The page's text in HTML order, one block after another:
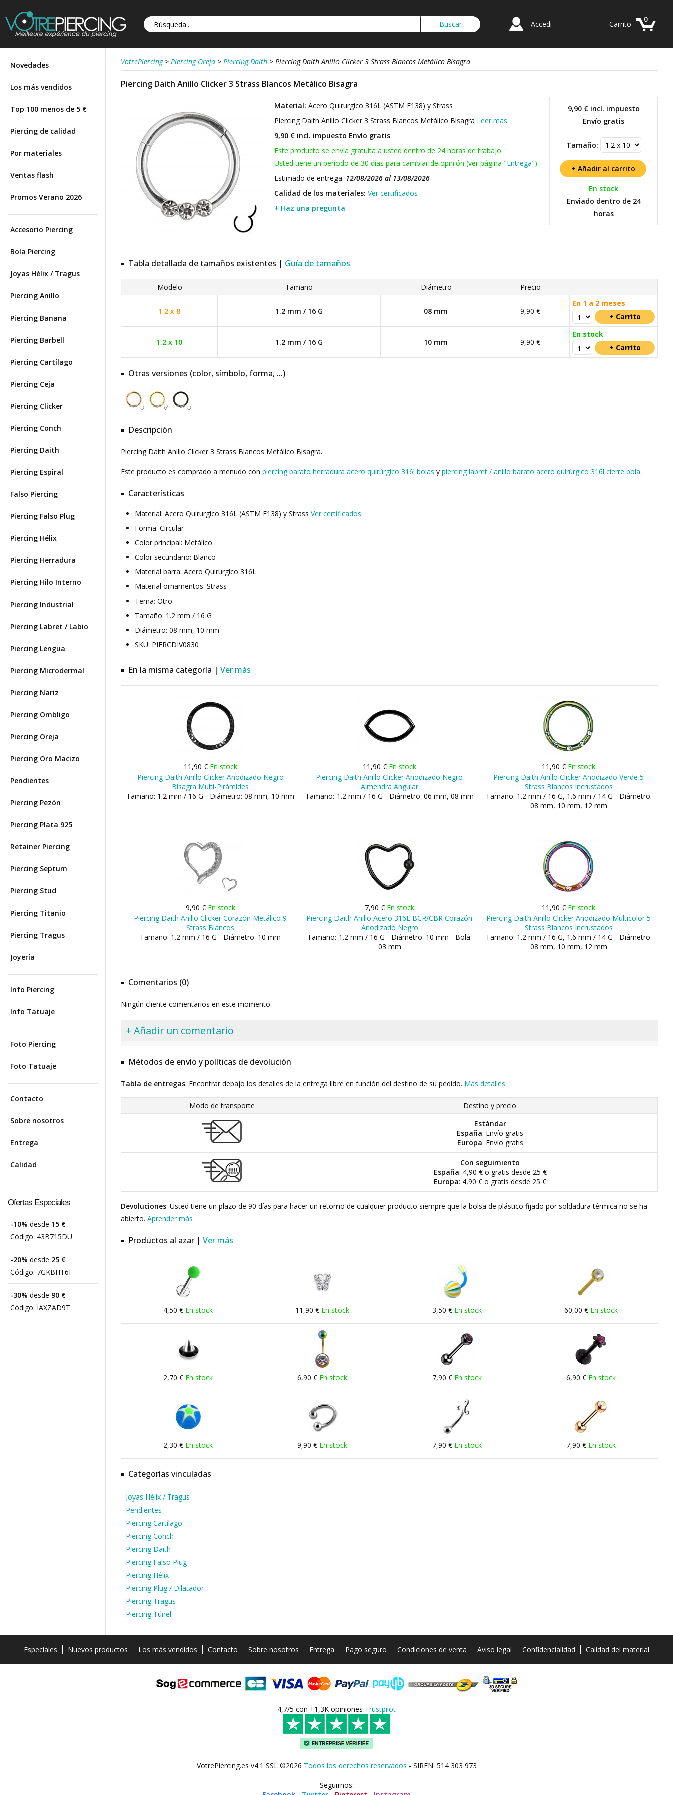
Accedi
0
Carrito
Novedades
Los más vendidos
Top 100 menos de 5 €
Piercing de calidad
Por materiales
Ventas flash
Promos Verano 2026
Accesorio Piercing
Bola Piercing
Joyas Hélix / Tragus
Piercing Anillo
Piercing Banana
Piercing Barbell
Piercing Cartílago
Piercing Ceja
Piercing Clicker
Piercing Conch
Piercing Daith
Piercing Espiral
Falso Piercing
Piercing Falso Plug
Piercing Hélix
Piercing Herradura
Piercing Hilo Interno
Piercing Industrial
Piercing Labret / Labio
Piercing Lengua
Piercing Microdermal
Piercing Nariz
Piercing Ombligo
Piercing Oreja
Piercing Oro Macizo
Pendientes
Piercing Pezón
Piercing Plata 925
Retainer Piercing
Piercing Septum
Piercing Stud
Piercing Titanio
Piercing Tragus
Joyería
Info Piercing
Info Tatuaje
Foto Piercing
Foto Tatuaje
Contacto
Sobre nosotros
Entrega
Calidad
Ofertas Especiales
-10% desde 15 €
Código: 43B715DU
-20% desde 25 €
Código: 7GKBHT6F
-30% desde 90 €
Código: IAXZAD9T
VotrePiercing > Piercing Oreja > Piercing Daith > Piercing Daith Anillo Clicker 3 Strass Blancos Metálico Bisagra
Piercing Daith Anillo Clicker 3 Strass Blancos Metálico Bisagra
9,90 €incl. impuesto
Envío gratis
Tamaño:
En stock
Enviado dentro de 24
horas
Material: Acero Quirurgico 316L (ASTM F138) y Strass
Piercing Daith Anillo Clicker 3 Strass Blancos Metálico Bisagra Leer más
9,90 € incl. impuesto Envío gratis
Este producto se envía gratuita a usted dentro de 24 horas de trabajo.
Usted tiene un período de 30 días para cambiar de opinión (ver página "Entrega").
Estimado de entrega: 12/08/2026 al 13/08/2026
Calidad de los materiales: Ver certificados
+ Haz una pregunta
Tabla detallada de tamaños existentes | Guía de tamaños
Modelo Tamaño Diámetro Precio
1.2 x 8 1.2 mm / 16 G 08 mm 9,90 €
En 1 a 2 meses
1.2 x 10 1.2 mm / 16 G 10 mm 9,90 €
En stock
Otras versiones (color, símbolo, forma, ...)
Descripción
Piercing Daith Anillo Clicker 3 Strass Blancos Metálico Bisagra.
Este producto es comprado a menudo con piercing barato herradura acero quirúrgico 316l bolas y piercing labret / anillo barato acero quirúrgico 316l cierre bola.
Características
Material: Acero Quirurgico 316L (ASTM F138) y Strass Ver certificados
Forma: Circular
Color principal: Metálico
Color secundario: Blanco
Material barra: Acero Quirurgico 316L
Material ornamentos: Strass
Tema: Otro
Tamaño: 1.2 mm / 16 G
Diámetro: 08 mm, 10 mm
SKU: PIERCDIV0830
En la misma categoría | Ver más
11,90 € En stock
Piercing Daith Anillo Clicker Anodizado Negro
Bisagra Multi-Pirámides
Tamaño: 1.2 mm / 16 G - Diámetro: 08 mm, 10 mm
11,90 € En stock
Piercing Daith Anillo Clicker Anodizado Negro
Almendra Angular
Tamaño: 1.2 mm / 16 G - Diámetro: 06 mm, 08 mm
11,90 € En stock
Piercing Daith Anillo Clicker Anodizado Verde 5
Strass Blancos Incrustados
Tamaño: 1.2 mm / 16 G, 1.6 mm / 14 G - Diámetro:
08 mm, 10 mm, 12 mm
9,90 € En stock
Piercing Daith Anillo Clicker Corazón Metálico 9
Strass Blancos
Tamaño: 1.2 mm / 16 G - Diámetro: 10 mm
7,90 € En stock
Piercing Daith Anillo Acero 316L BCR/CBR Corazón
Anodizado Negro
Tamaño: 1.2 mm / 16 G - Diámetro: 10 mm - Bola:
03 mm
11,90 € En stock
Piercing Daith Anillo Clicker Anodizado Multicolor 5
Strass Blancos Incrustados
Tamaño: 1.2 mm / 16 G, 1.6 mm / 14 G - Diámetro:
08 mm, 10 mm, 12 mm
Comentarios (0)
Ningún cliente comentarios en este momento.
+ Añadir un comentario
Métodos de envío y políticas de devolución
Tabla de entregas: Encontrar debajo los detalles de la entrega libre en función del destino de su pedido. Más detalles
Modo de transporte
Destino y precio
Estándar
España: Envío gratis
Europa: Envío gratis
Con seguimiento
España: 4,90 € o gratis desde 25 €
Europa: 4,90 € o gratis desde 25 €
Devoluciones: Usted tiene un plazo de 90 días para hacer un retorno de cualquier producto siempre que la bolsa de plástico fijado por soldadura térmica no se ha
abierto. Aprender más
Productos al azar | Ver más
4,50 € En stock 11,90 € En stock 3,50 € En stock 60,00 € En stock
2,70 € En stock 6,90 € En stock 7,90 € En stock 6,90 € En stock
2,30 € En stock 9,90 € En stock 7,90 € En stock 7,90 € En stock
Categorías vinculadas
Joyas Hélix / Tragus
Pendientes
Piercing Cartílago
Piercing Conch
Piercing Daith
Piercing Falso Plug
Piercing Hélix
Piercing Plug / Dilatador
Piercing Tragus
Piercing Túnel
Especiales Nuevos productos Los más vendidos Contacto Sobre nosotros Entrega Pago seguro Condiciones de venta Aviso legal Confidencialidad Calidad del material
4,7/5 con +1,3K opiniones Trustpilot
VotrePiercing.es v4.1 SSL ©2026 Todos los derechos reservados - SIREN: 514 303 973
Seguirnos: